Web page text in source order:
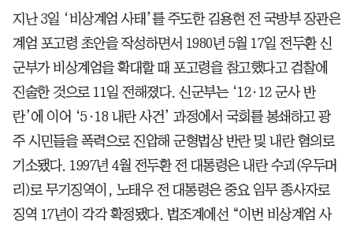
지난 3일 ‘비상계엄 사태’를 주도한 김용현 전 국방부 장관은
계엄 포고령 초안을 작성하면서 1980년 5월 17일 전두환 신
군부가 비상계엄을 확대할 때 포고령을 참고했다고 검찰에
진술한 것으로 11일 전해졌다. 신군부는 ‘12·12 군사 반
란’에 이어 ‘5·18 내란 사건’ 과정에서 국회를 봉쇄하고 광
주 시민들을 폭력으로 진압해 군형법상 반란 및 내란 혐의로
기소됐다. 1997년 4월 전두환 전 대통령은 내란 수괴(우두머
리)로 무기징역이, 노태우 전 대통령은 중요 임무 종사자로
징역 17년이 각각 확정됐다. 법조계에선 “이번 비상계엄 사